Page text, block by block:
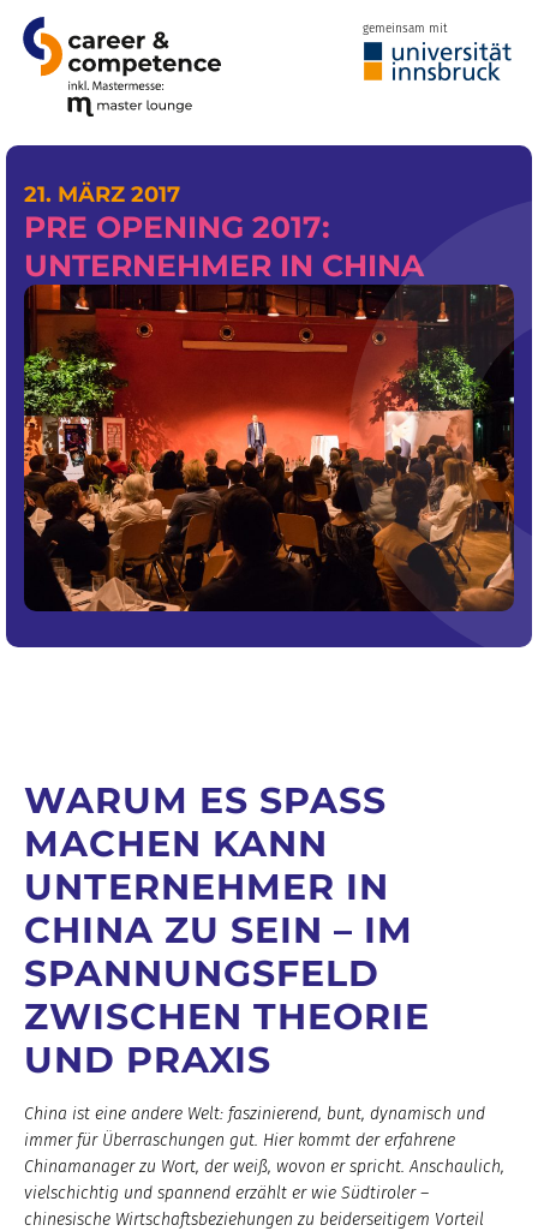
gemeinsam mit
21. MÄRZ 2017
PRE OPENING 2017:
UNTERNEHMER IN CHINA
WARUM ES SPASS M
ACHEN KANN U
NTERNEHMER IN C
HINA ZU SEIN – IM S
PANNUNGSFELD Z
WISCHEN THEORIE U
ND PRAXIS
China ist eine andere Welt: faszinierend, bunt, dynamisch und
immer für Überraschungen gut. Hier kommt der erfahrene
Chinamanager zu Wort, der weiß, wovon er spricht. Anschaulich,
vielschichtig und spannend erzählt er wie Südtiroler –
chinesische Wirtschaftsbeziehungen zu beiderseitigem Vorteil